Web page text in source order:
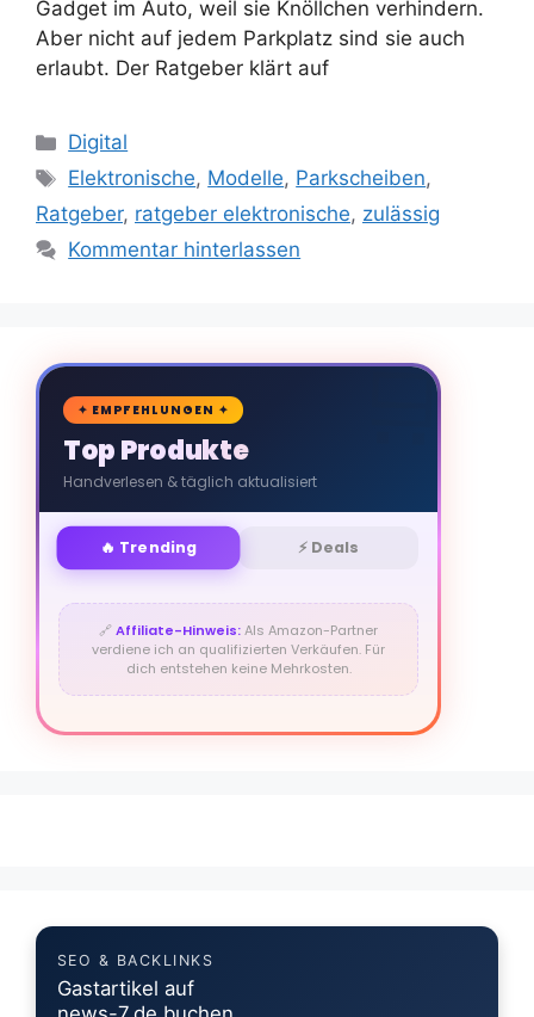
Gadget im Auto, weil sie Knöllchen verhindern.
Aber nicht auf jedem Parkplatz sind sie auch
erlaubt. Der Ratgeber klärt auf
Kategorien
Digital
Schlagwörter
Elektronische, Modelle, Parkscheiben,
Ratgeber, ratgeber elektronische, zulässig
Kommentar hinterlassen
🛒
✦ EMPFEHLUNGEN ✦
Top Produkte
Handverlesen & täglich aktualisiert
🔥 Trending ⚡ Deals
🔗Affiliate-Hinweis:Als Amazon-Partner
verdiene ich an qualifizierten Verkäufen. Für
dich entstehen keine Mehrkosten.
SEO & BACKLINKS
Gastartikel auf